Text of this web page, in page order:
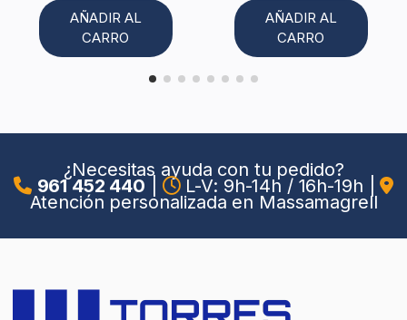
AÑADIR AL
CARRO
AÑADIR AL
CARRO
¿Necesitas ayuda con tu pedido?
961 452 440 L-V: 9h-14h / 16h-19h
Atención personalizada en Massamagrell